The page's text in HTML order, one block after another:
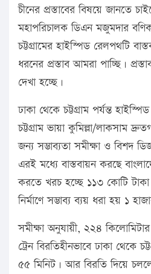
চীনের প্রস্তাবের বিষয়ে জানতে
মহাপরিচালক ডিএন মজুমদার
চট্টগ্রামের হাইস্পিড রেলপথটি
ধরনের প্রস্তাব আমরা পাচ্ছি।
দেখা হচ্ছে।
ঢাকা থেকে চট্টগ্রাম পর্যন্ত
চট্টগ্রাম ভায়া কুমিল্লা/লাকসাম
জন্য সম্ভাব্যতা সমীক্ষা ও বিশদ
এরই মধ্যে বাস্তবায়ন করছে
করতে খরচ হচ্ছে ১১৩ কোটি
নির্মাণে সম্ভাব্য ব্যয় ধরা হয় ১
সমীক্ষা অনুযায়ী, ২২৪
ট্রেন বিরতিহীনভাবে ঢাকা থেকে
৫৫ মিনিট। আর বিরতি দিয়ে চললে